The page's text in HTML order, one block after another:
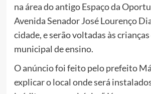
na área do antigo Espaço da
Avenida Senador José Lourenço
cidade, e serão voltadas às
municipal de ensino.
O anúncio foi feito pelo prefeito
explicar o local onde será